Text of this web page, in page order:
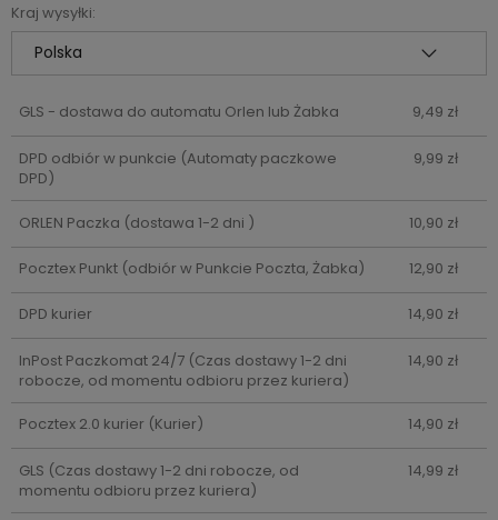
Kraj wysyłki:
GLS - dostawa do automatu Orlen lub Żabka 9,49 zł
DPD odbiór w punkcie (Automaty paczkowe
DPD)
9,99 zł
ORLEN Paczka (dostawa 1-2 dni ) 10,90 zł
Pocztex Punkt (odbiór w Punkcie Poczta, Żabka) 12,90 zł
DPD kurier 14,90 zł
InPost Paczkomat 24/7(Czas dostawy 1-2 dni
robocze, od momentu odbioru przez kuriera)
14,90 zł
Pocztex 2.0 kurier (Kurier) 14,90 zł
GLS (Czas dostawy 1-2 dni robocze, od
momentu odbioru przez kuriera)
14,99 zł